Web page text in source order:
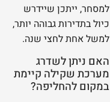
למסחר, ייתכן שיידרש
כיול בתדירות גבוהה יותר,
למשל אחת לחצי שנה.
האם ניתן לשדרג
מערכת שקילה קיימת
במקום להחליפה?